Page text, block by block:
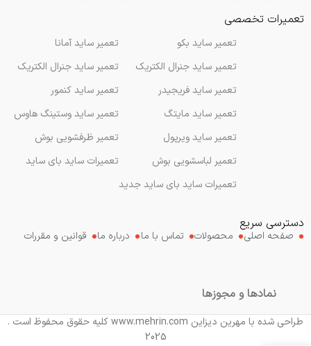
تعمیرات تخصصی
تعمیر ساید آمانا
تعمیر ساید جنرال الکتریک
تعمیر ساید کنمور
تعمیر ساید وستینگ هاوس
تعمیر ظرفشویی بوش
تعمیرات ساید بای ساید
تعمیر ساید بکو
تعمیر ساید جنرال الکتریک
تعمیر ساید فریجیدر
تعمیر ساید مایتگ
تعمیر ساید ویرپول
تعمیر لباسشویی بوش
تعمیرات ساید بای ساید جدید
دسترسی سریع
صفحه اصلی محصولات تماس با ما درباره ما قوانین و مقررات
نمادها و مجوزها
طراحی شده با مهرین دیزاین www.mehrin.com کلیه حقوق محفوظ است .
2025